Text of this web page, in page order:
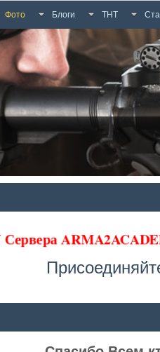
Фото Блоги ТНТ